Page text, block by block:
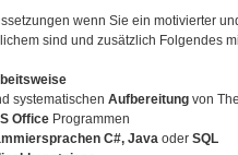
wenn Sie ein motivierter
sind und zusätzlich Folgendes
systematischen Aufbereitung von
Office Programmen
C#, Java oder SQL